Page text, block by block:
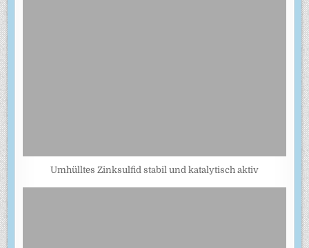
Umhülltes Zinksulfid stabil und katalytisch aktiv